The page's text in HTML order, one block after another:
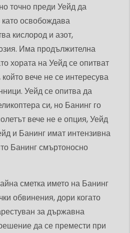
точно преди Уейд да
освобождава
кислород и азот,
Има продължителна
хората на Уейд се опитват
вече не се интересува
Уейд се опитва да
си, но Банинг го
вече не е опция, Уейд
и Банинг имат интензивна
Банинг смъртоносно
сметка името на Банинг
обвинения, дори когато
за държавна
да се премести при